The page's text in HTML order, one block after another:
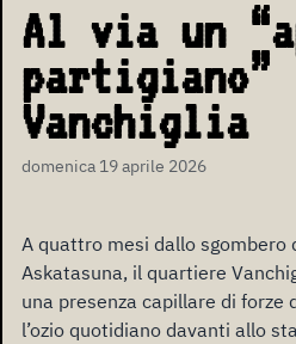
Al via un
partigiano”
Vanchiglia
domenica 19 aprile 2026
A quattro mesi dallo sgombero
Askatasuna, il quartiere
una presenza capillare di forze
l’ozio quotidiano davanti allo